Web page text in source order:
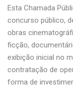
Esta Chamada
concurso público,
obras
ficção,
exibição inicial no
contratação de
forma de